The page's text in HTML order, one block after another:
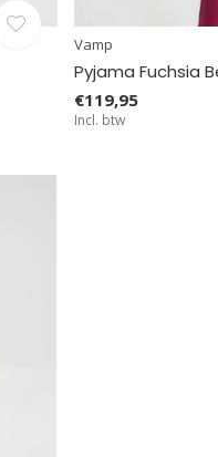
Vamp
Pyjama Fuchsia
€119,95
Incl. btw